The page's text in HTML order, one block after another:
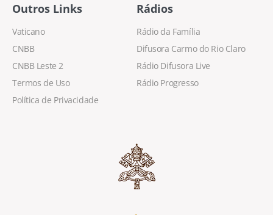
Outros Links
Vaticano
CNBB
CNBB Leste 2
Termos de Uso
Política de Privacidade
Rádios
Rádio da Família
Difusora Carmo do Rio Claro
Rádio Difusora Live
Rádio Progresso